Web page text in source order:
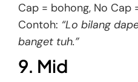
Cap = bohong, No Cap
Contoh: “Lo bilang
banget tuh.”
9. Mid